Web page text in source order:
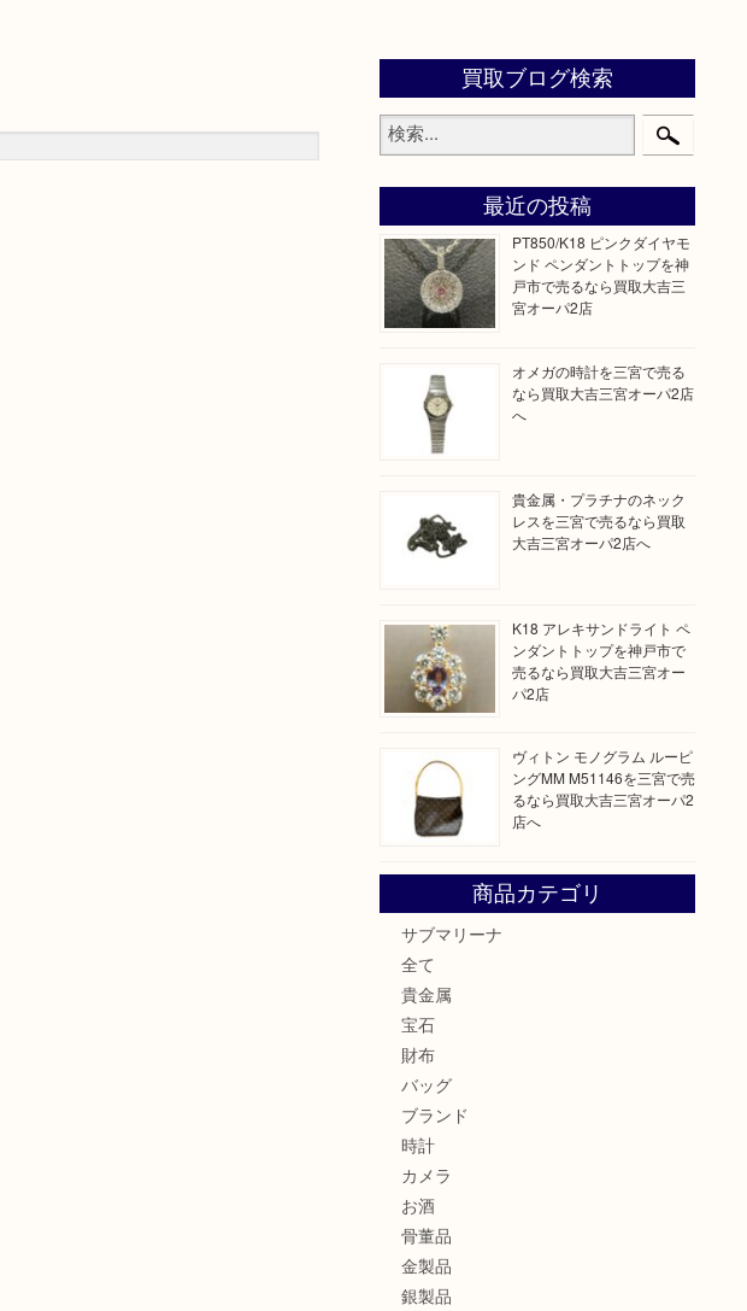
買取ブログ検索
最近の投稿
PT850/K18 ピンクダイヤモ
ンド ペンダントトップを神
戸市で売るなら買取大吉三
宮オーパ2店
オメガの時計を三宮で売る
なら買取大吉三宮オーパ2店
へ
貴金属・プラチナのネック
レスを三宮で売るなら買取
大吉三宮オーパ2店へ
K18 アレキサンドライト ペ
ンダントトップを神戸市で
売るなら買取大吉三宮オー
パ2店
ヴィトン モノグラム ルーピ
ングMM M51146を三宮で売
るなら買取大吉三宮オーパ2
店へ
商品カテゴリ
サブマリーナ
全て
貴金属
宝石
財布
バッグ
ブランド
時計
カメラ
お酒
骨董品
金製品
銀製品